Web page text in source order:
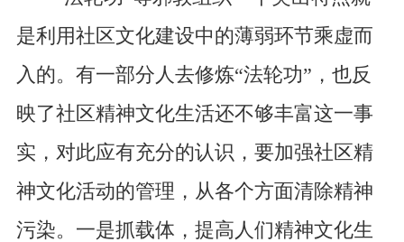
是利用社区文化建设中的薄弱环节乘虚而
入的。有一部分人去修炼“法轮功”，也反
映了社区精神文化生活还不够丰富这一事
实，对此应有充分的认识，要加强社区精
神文化活动的管理，从各个方面清除精神
污染。一是抓载体，提高人们精神文化生